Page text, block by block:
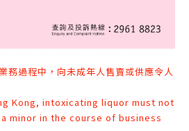
務過程中，向未成年人售賣或供應令人
Kong, intoxicating liquor must not
minor in the course of business